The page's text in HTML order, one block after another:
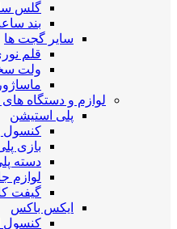
گلس
بند
سایر گجت ها
قلم
ولت
ماساژور
لوازم و دستگاه های
پلی استیشن
کنسول
بازی
دسته
لوازم
گیفت
ایکس باکس
کنسول